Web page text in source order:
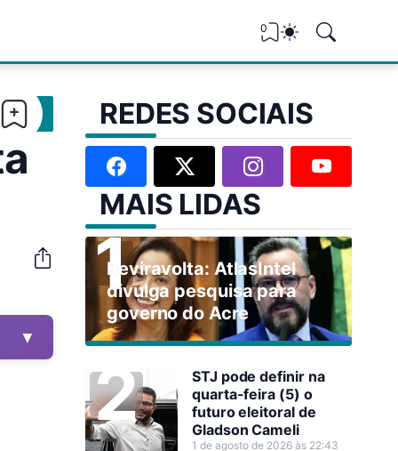
0
▼
REDES SOCIAIS
MAIS LIDAS
Reviravolta: AtlasIntel
divulga pesquisa para
governo do Acre
STJ pode definir na
quarta-feira (5) o
futuro eleitoral de
Gladson Cameli
1 de agosto de 2026 às 22:43